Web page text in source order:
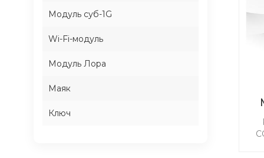
Модуль суб-1G
Wi-Fi-модуль
Модуль Лора
Маяк
Ключ